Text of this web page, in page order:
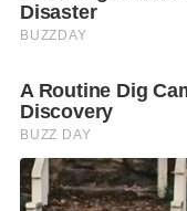
ประเทศ ในวันที่ 14
3-4 วัน แล้วเริ่มมีผื่
ใบหน้า กระจายไปต
และผื่นค่อยๆ จางห
คออักเสบ หลอดลม